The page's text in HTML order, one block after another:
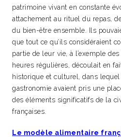
patrimoine vivant en constante
attachement au rituel du repas,
du bien-être ensemble. Ils
que tout ce qu’ils considéraient
partie de leur vie, à l’exemple
heures régulières, découlait en
historique et culturel, dans
gastronomie avaient pris une
des éléments significatifs de la
françaises.
Le modèle alimentaire